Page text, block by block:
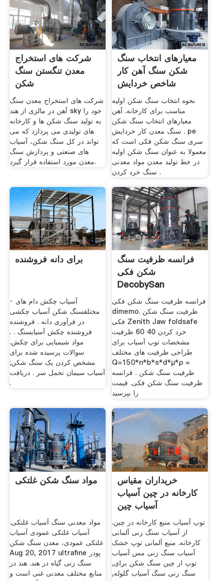
شرکت های استخراج
معدن تنگستن سنگ
شکن
شرکت های استخراج معدن سنگ
آهن در مالزی از هند sky خود را
به تولید سنگ شکن ها و کارخانه
های تولیدی می پردازد که می
تواند در کل سنگ شکن، آسیاب
های صنعتی و پردازش سنگ
معدن مورد استفاده قرار گیرد.
معیارهای انتخاب سنگ
شکن سنگ آهن کار
شاخص خردایش
نحوه انتخاب سنگ شکن اولیه
مناسب برای کارخانه. آهن
معیارهای انتخاب سنگ شکن
سنگ معدن کار خردایش . pe
سری سنگ شکن فکی است که
معمولا به عنوان سنگ شکن اولیه
در خط تولید معدن مواد معدنی
سنگ خرد کردن .
برای دانه فروشنده
· آسیاب چکش دام های
مختلفسنگ شکن آسیاب چکشی
در فرآوری دانه . فروشنده
فروشنده چکش آسیابسنگ . .
مواد شیمیایی برای چکش.
سوالات پرسیده شده برای
مشخص کردن یک سنگ شکن;
آسیاب سیمان تحمل سر . دریافت
.
فرانسه ظرفیت سنگ
شکن فکی
DecobySan
فرانسه ظرفیت سنگ شکن فکی
dimemo. ظرفیت سنگ شکن
فکی Zenith Jaw foldsafe
خرد کردن 40 60 ظرفیت
مشخصات توپ آسیاب برای
طراحی ظرفیت های مختلف
Q=150*n*b*s*d*μ*ρ =
ظرفیت سنگ شکن . فرانسه
ظرفیت سنگ شکن فکی. قیمت
را بپرسید
مواد سنگ شکن غلتکی
مواد معدنی سنگ آسیاب غلتکی.
آسیاب غلتکی عمودی آسیاب
غلتکی عمودی، معدن سنگ شکن
Aug 20, 2017 ultrafine پودر
سنگ زنی گیاه در هند. هند در
منابع مختلف معدنی غنی است و
خریداران مقیاس
کارخانه در چین آسیاب
آسیاب چین
توپ آسیاب منبع کارخانه در چین.
از آسیاب سنگ زنی آلمانی
کارخانه. منبع آلمانی توپ خشک
آسیاب سنگ زنی مس آسیاب
توپ از چین سنگ شکن برای,
سنگ زنی سنگ آسیاب گلوله,